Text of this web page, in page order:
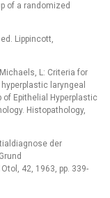
of a randomized
Lippincott,
L: Criteria for
laryngeal
of Epithelial Hyperplastic
Histopathology,
der
42, 1963, pp. 339-